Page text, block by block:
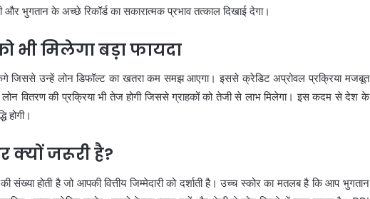
भुगतान के अच्छे रिकॉर्ड का सकारात्मक प्रभाव तत्काल दिखाई देगा।
भी मिलेगा बड़ा फायदा
जिससे उन्हें लोन डिफॉल्ट का खतरा कम समझ आएगा। इससे क्रेडिट अप्रोवल प्रक्रिया मजबूत
वितरण की प्रक्रिया भी तेज होगी जिससे ग्राहकों को तेजी से लाभ मिलेगा। इस कदम से देश के
होगी।
क्यों जरूरी है?
होती है जो आपकी वित्तीय जिम्मेदारी को दर्शाती है। उच्च स्कोर का मतलब है कि आप भुगतान
शेयर बाजार में विदेशी निवेशकों की भारी
इलेक्ट्रिक कारें क्यों होती हैं ज्यादा भारी? जानिए
वजन के फायदे और नुकसान